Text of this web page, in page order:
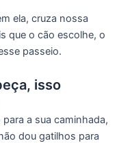
ela, cruza nossa
que o cão escolhe, o
passeio.
isso
a sua caminhada,
dou gatilhos para